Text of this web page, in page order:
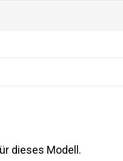
dieses Modell.